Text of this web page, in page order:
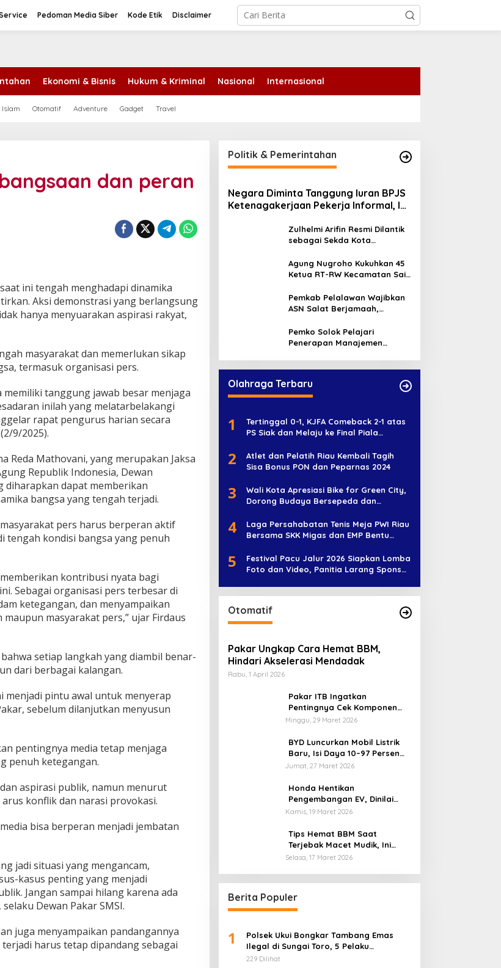
Pedoman Media Siber Kode Etik Disclaimer
Ekonomi & Bisnis Hukum & Kriminal Nasional Internasional
Islam Otomatif Adventure Gadget Travel
dan peran
ini tengah menghadapi dinamika
Aksi demonstrasi yang berlangsung
hanya menyuarakan aspirasi rakyat,
masyarakat dan memerlukan sikap
termasuk organisasi pers.
tanggung jawab besar menjaga
inilah yang melatarbelakangi
rapat pengurus harian secara
9/2025).
Reda Mathovani, yang merupakan Jaksa
Republik Indonesia, Dewan
diharapkan dapat memberikan
bangsa yang tengah terjadi.
pers harus berperan aktif
tengah kondisi bangsa yang penuh
kontribusi nyata bagi
Sebagai organisasi pers terbesar di
ketegangan, dan menyampaikan
masyarakat pers,” ujar Firdaus
setiap langkah yang diambil benar-
dari berbagai kalangan.
pintu awal untuk menyerap
sebelum dilanjutkan menyusun
pentingnya media tetap menjaga
penuh ketegangan.
aspirasi publik, namun menurut
konflik dan narasi provokasi.
bisa berperan menjadi jembatan
jadi situasi yang mengancam,
kasus penting yang menjadi
Jangan sampai hilang karena ada
Dewan Pakar SMSI.
juga menyampaikan pandangannya
harus tetap dipandang sebagai
Politik & Pemerintahan
Negara Diminta Tanggung Iuran BPJS
Ketenagakerjaan Pekerja Informal, Ini
Zulhelmi Arifin Resmi Dilantik
sebagai Sekda Kota
Agung Nugroho Kukuhkan 45
Ketua RT-RW Kecamatan Sail,
Warga
Pemkab Pelalawan Wajibkan
ASN Salat Berjamaah,
Jadi Empat Kali
Pemko Solok Pelajari
Penerapan Manajemen
Olahraga Terbaru
1
Tertinggal 0-1, KJFA Comeback 2-1 atas
PS Siak dan Melaju ke Final Piala
2
Atlet dan Pelatih Riau Kembali Tagih
Sisa Bonus PON dan Peparnas 2024
3
Wali Kota Apresiasi Bike for Green City,
Dorong Budaya Bersepeda dan
4
Laga Persahabatan Tenis Meja PWI Riau
Bersama SKK Migas dan EMP Bentu
5
Festival Pacu Jalur 2026 Siapkan Lomba
Foto dan Video, Panitia Larang Sponsor
Otomatif
Pakar Ungkap Cara Hemat BBM,
Hindari Akselerasi Mendadak
Rabu, 1 April 2026
Pakar ITB Ingatkan
Pentingnya Cek Komponen
Kendaraan Usai Mudik
Minggu, 29 Maret 2026
BYD Luncurkan Mobil Listrik
Baru, Isi Daya 10–97 Persen
Hanya 9 Menit
Jumat, 27 Maret 2026
Honda Hentikan
Pengembangan EV, Dinilai
Kian Tertinggal di Industri
Kamis, 19 Maret 2026
Tips Hemat BBM Saat
Terjebak Macet Mudik, Ini
Saran Pakar ITB
Selasa, 17 Maret 2026
Berita Populer
1
Polsek Ukui Bongkar Tambang Emas
Ilegal di Sungai Toro, 5 Pelaku
Diamankan
229 Dilihat